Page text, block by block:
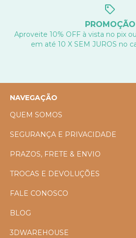
PROMOÇÃO
Aproveite 10% OFF à vista no pix
em até 10 X SEM JUROS no
NAVEGAÇÃO
QUEM SOMOS
SEGURANÇA E PRIVACIDADE
PRAZOS, FRETE & ENVIO
TROCAS E DEVOLUÇÕES
FALE CONOSCO
BLOG
3DWAREHOUSE